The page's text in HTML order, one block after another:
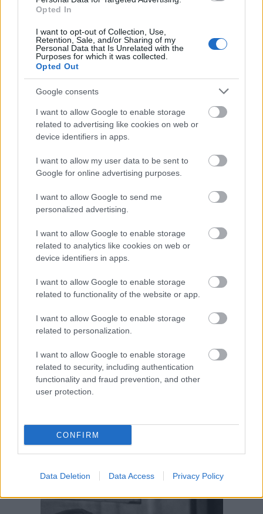
Opted In
I want to opt-out of Collection, Use,
Retention, Sale, and/or Sharing of my
Personal Data that Is Unrelated with the
Purposes for which it was collected.
Opted Out
Google consents
I want to allow Google to enable storage
related to advertising like cookies on web or
device identifiers in apps.
I want to allow my user data to be sent to
Google for online advertising purposes.
I want to allow Google to send me
personalized advertising.
I want to allow Google to enable storage
related to analytics like cookies on web or
device identifiers in apps.
I want to allow Google to enable storage
related to functionality of the website or app.
I want to allow Google to enable storage
related to personalization.
I want to allow Google to enable storage
related to security, including authentication
functionality and fraud prevention, and other
user protection.
CONFIRM
Data Deletion Data Access Privacy Policy
olyan fotót láthattok, amelyeket neves
fotóművészek készítettek ugyanazon témában
vagy olyat, amelyeken éppen egymás munkáira...
2018 / 12 / 15
Előző oldal
Aktuális kiállításaink